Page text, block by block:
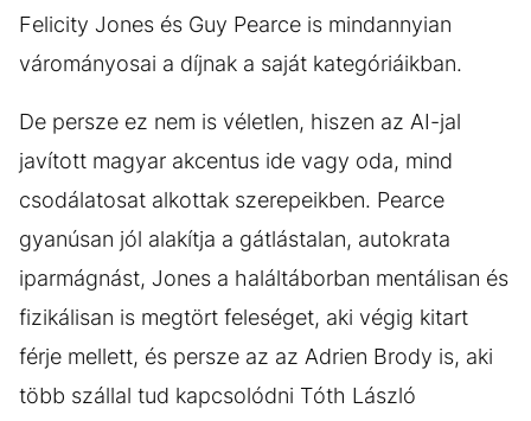
Felicity Jones és Guy Pearce is mindannyian
várományosai a díjnak a saját kategóriáikban.
De persze ez nem is véletlen, hiszen az AI-jal
javított magyar akcentus ide vagy oda, mind
csodálatosat alkottak szerepeikben. Pearce
gyanúsan jól alakítja a gátlástalan, autokrata
iparmágnást, Jones a haláltáborban mentálisan és
fizikálisan is megtört feleséget, aki végig kitart
férje mellett, és persze az az Adrien Brody is, aki
több szállal tud kapcsolódni Tóth László